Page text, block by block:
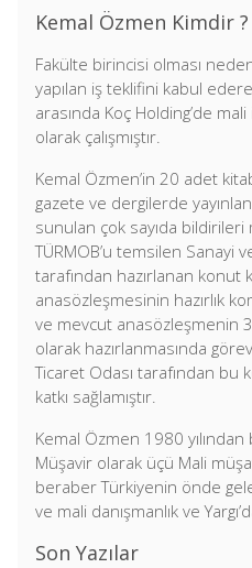
Kemal Özmen Kimdir ?
Fakülte birincisi olması
yapılan iş teklifini kabul
arasında Koç Holding’de
olarak çalışmıştır.
Kemal Özmen’in 20 adet
gazete ve dergilerde
sunulan çok sayıda
TÜRMOB’u temsilen Sanayi
tarafından hazırlanan konut
anasözleşmesinin hazırlık
ve mevcut anasözleşmenin
olarak hazırlanmasında
Ticaret Odası tarafından bu
katkı sağlamıştır.
Kemal Özmen 1980
Müşavir olarak üçü Mali
beraber Türkiyenin önde
ve mali danışmanlık ve
Son Yazılar